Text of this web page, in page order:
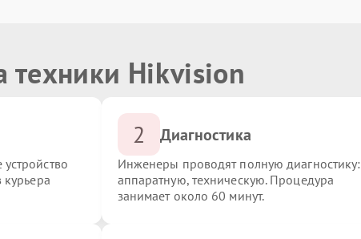
техники Hikvision
2 Диагностика
Инженеры проводят полную диагностику:
аппаратную, техническую. Процедура
занимает около 60 минут.